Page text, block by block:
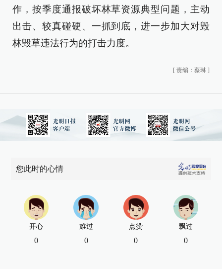
作，按季度通报破坏林草资源典型问题，主动
出击、较真碰硬、一抓到底，进一步加大对毁
林毁草违法行为的打击力度。
[ 责编：蔡琳 ]
您此时的心情
开心
0
难过
0
点赞
0
飘过
0